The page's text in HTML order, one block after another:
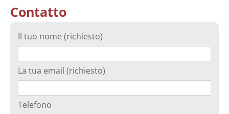
Contatto
Il tuo nome (richiesto)
La tua email (richiesto)
Telefono